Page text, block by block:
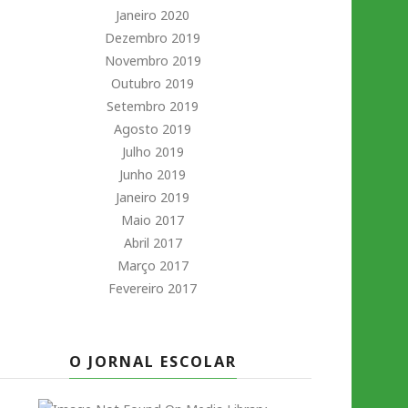
Janeiro 2020
Dezembro 2019
Novembro 2019
Outubro 2019
Setembro 2019
Agosto 2019
Julho 2019
Junho 2019
Janeiro 2019
Maio 2017
Abril 2017
Março 2017
Fevereiro 2017
O JORNAL ESCOLAR